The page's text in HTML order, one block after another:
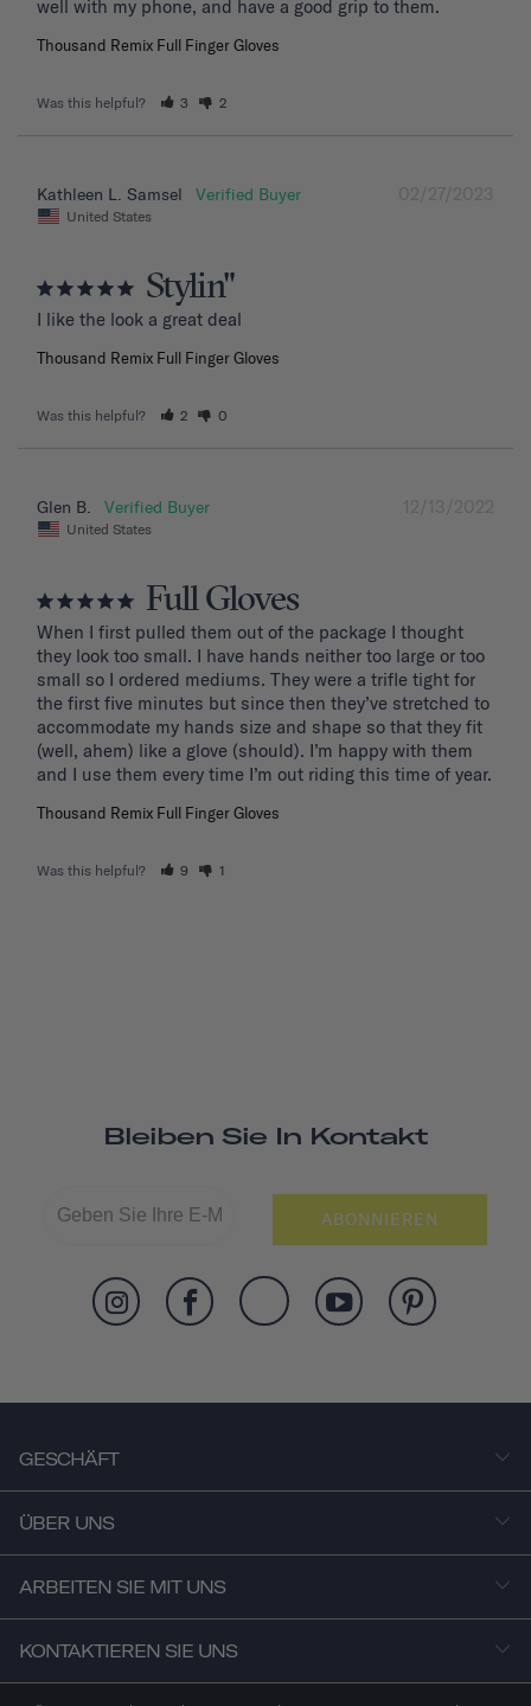
well with my phone, and have a good grip to them.
Thousand Remix Full Finger Gloves
Was this helpful? 3 2
02/27/2023
Kathleen L. Samsel
United States
Stylin"
I like the look a great deal
Thousand Remix Full Finger Gloves
Was this helpful? 2 0
12/13/2022
Glen B.
United States
Full Gloves
When I first pulled them out of the package I thought
they look too small. I have hands neither too large or too
small so I ordered mediums. They were a trifle tight for
the first five minutes but since then they’ve stretched to
accommodate my hands size and shape so that they fit
(well, ahem) like a glove (should). I’m happy with them
and I use them every time I’m out riding this time of year.
Thousand Remix Full Finger Gloves
Was this helpful? 9 1
Bleiben Sie In Kontakt
ABONNIEREN
GESCHÄFT
ÜBER UNS
ARBEITEN SIE MIT UNS
KONTAKTIEREN SIE UNS